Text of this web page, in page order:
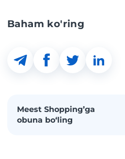
Baham ko'ring
Meest Shopping’ga
obuna bo‘ling